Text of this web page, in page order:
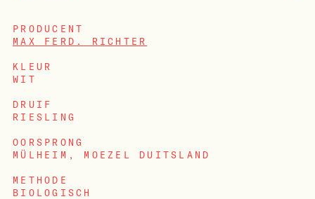
PRODUCENT
MAX FERD. RICHTER
KLEUR
WIT
DRUIF
RIESLING
OORSPRONG
MÜLHEIM, MOEZEL DUITSLAND
METHODE
BIOLOGISCH